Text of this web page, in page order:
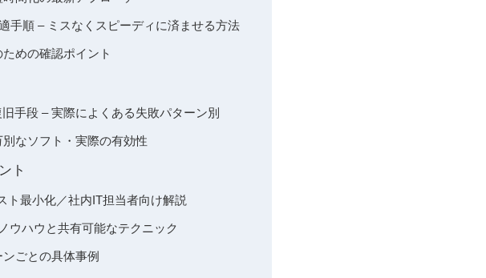
手順 – ミスなくスピーディに済ませる方法
めの確認ポイント
手段 – 実際によくある失敗パターン別
なソフト・実際の有効性
ト
ト最小化／社内IT担当者向け解説
ウハウと共有可能なテクニック
ごとの具体事例